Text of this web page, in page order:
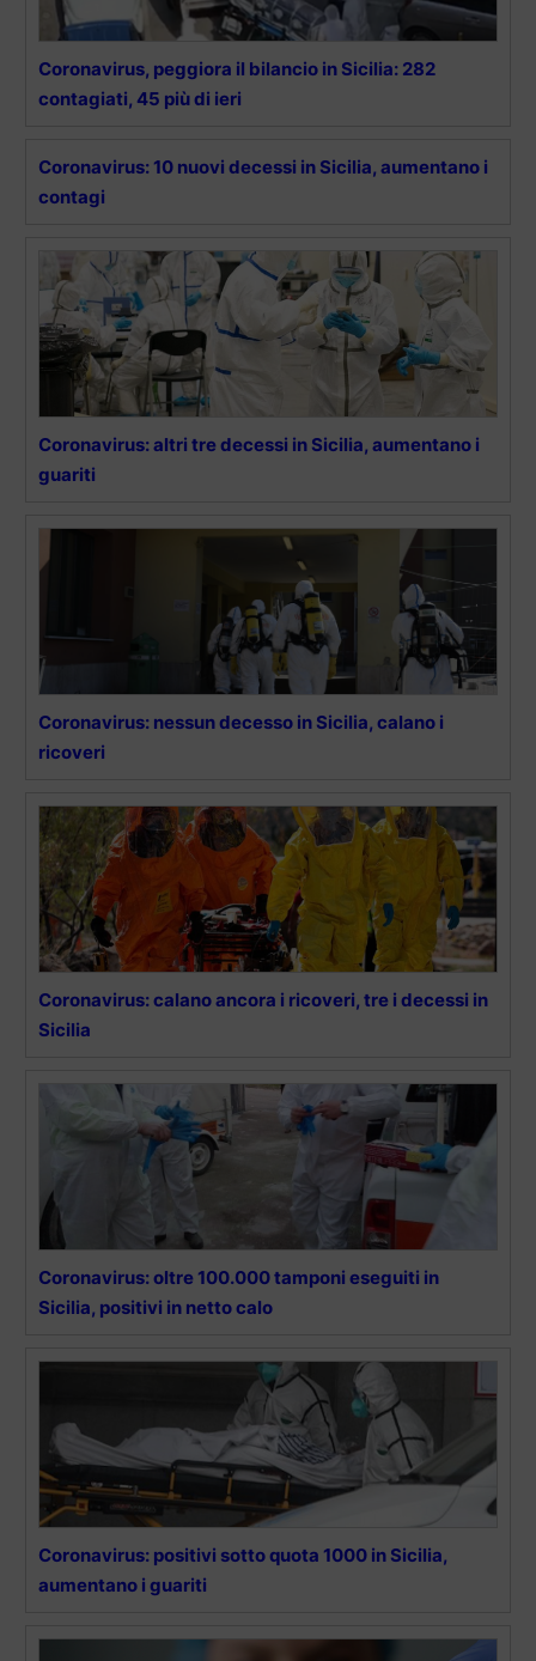
Coronavirus, peggiora il bilancio in Sicilia: 282
contagiati, 45 più di ieri
Coronavirus: 10 nuovi decessi in Sicilia, aumentano i
contagi
Coronavirus: altri tre decessi in Sicilia, aumentano i
guariti
Coronavirus: nessun decesso in Sicilia, calano i
ricoveri
Coronavirus: calano ancora i ricoveri, tre i decessi in
Sicilia
Coronavirus: oltre 100.000 tamponi eseguiti in
Sicilia, positivi in netto calo
Coronavirus: positivi sotto quota 1000 in Sicilia,
aumentano i guariti